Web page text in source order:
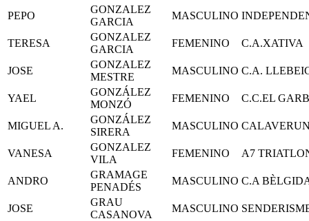
PEPO
GONZALEZ
GARCIA
MASCULINO
TERESA
GONZALEZ
GARCIA
FEMENINO C.A.XATIVA
JOSE
GONZALEZ
MESTRE
MASCULINO C.A.
YAEL
GONZÁLEZ
MONZÓ
FEMENINO C.C.EL
MIGUEL A.
GONZÁLEZ
SIRERA
MASCULINO
VANESA
GONZALEZ
VILA
FEMENINO A7
ANDRO
GRAMAGE
PENADÉS
MASCULINO C.A
JOSE
GRAU
CASANOVA
MASCULINO